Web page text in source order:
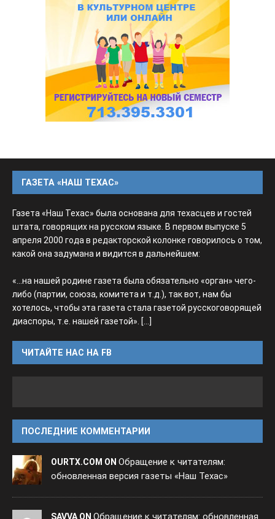
ГАЗЕТА «НАШ ТЕХАС»
Газета «Наш Техас» была основана для техасцев и гостей
штата, говорящих на русском языке. В первом выпуске 5
апреля 2000 года в редакторской колонке говорилось о том,
какой она задумана и видится в дальнейшем:
«...на нашей родине газета была обязательно «орган» чего-
либо (партии, союза, комитета и т.д.), так вот, нам бы
хотелось, чтобы эта газета стала газетой русскоговорящей
диаспоры, т.е. нашей газетой». [...]
ЧИТАЙТЕ НАС НА FB
ПОСЛЕДНИЕ КОММЕНТАРИИ
OURTX.COM ON Обращение к читателям:
обновленная версия газеты «Наш Техас»
SAVVA ON Обращение к читателям: обновленная